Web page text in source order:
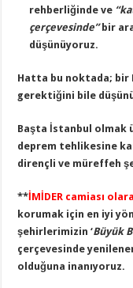
rehberliğinde ve
çerçevesinde”bir
düşünüyoruz.
Hatta bu noktada; bir
gerektiğini bile
Başta İstanbul olmak
deprem tehlikesine
dirençli ve müreffeh
** İMİDER camiası
korumak için en iyi
şehirlerimizin ‘Büyük
çerçevesinde
olduğuna inanıyoruz.